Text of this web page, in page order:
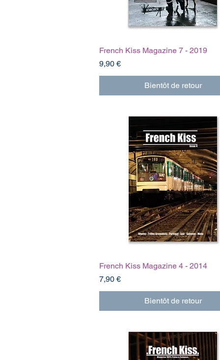
French Kiss Magazine 7 - 2019
Prix
9,90 €
Bientôt de retour
French Kiss Magazine 4 - 2014
Prix
7,90 €
Bientôt de retour